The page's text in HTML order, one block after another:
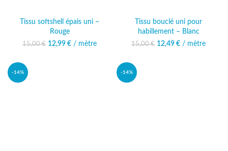
Tissu softshell épais uni –
Rouge
15,00€
Le prix initial était :
12,99 €
Le prix
/ mètre
Tissu bouclé uni pour
habillement – Blanc
15,00€
Le prix initial était :
12,49 €
Le prix
/ mètre
-14% -14%